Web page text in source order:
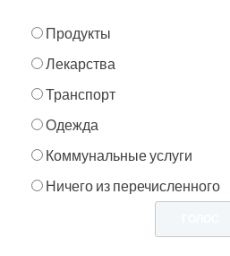
Продукты
Лекарства
Транспорт
Одежда
Коммунальные услуги
Ничего из перечисленного